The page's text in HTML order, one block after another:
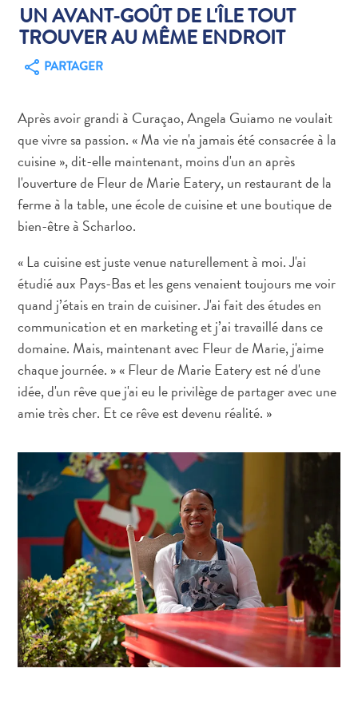
et
culture
autre
Aventures
sur
l’île
Excursions
en
mer
Location
de
voiture
Musées
Nature
et
Opérateurs
de
plongée
Services
taxis
Sites
de
plongée
et
UN AVANT-GOÛT DE L'ÎLE TOUT
TROUVER AU MÊME ENDROIT
PARTAGER
Après avoir grandi à Curaçao, Angela Guiamo ne voulait
que vivre sa passion. « Ma vie n'a jamais été consacrée à la
cuisine », dit-elle maintenant, moins d'un an après
l'ouverture de Fleur de Marie Eatery, un restaurant de la
ferme à la table, une école de cuisine et une boutique de
bien-être à Scharloo.
« La cuisine est juste venue naturellement à moi. J'ai
étudié aux Pays-Bas et les gens venaient toujours me voir
quand j’étais en train de cuisiner. J'ai fait des études en
communication et en marketing et j’ai travaillé dans ce
domaine. Mais, maintenant avec Fleur de Marie, j'aime
chaque journée. » « Fleur de Marie Eatery est né d'une
idée, d'un rêve que j'ai eu le privilège de partager avec une
amie très cher. Et ce rêve est devenu réalité. »